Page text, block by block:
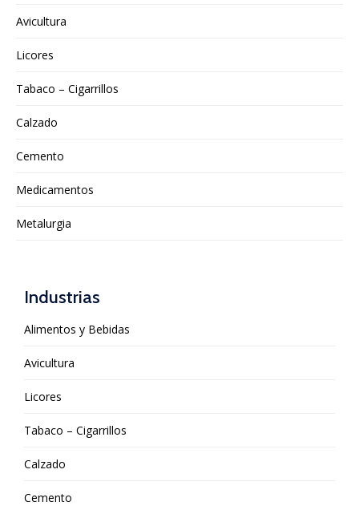
Avicultura
Licores
Tabaco – Cigarrillos
Calzado
Cemento
Medicamentos
Metalurgia
Industrias
Alimentos y Bebidas
Avicultura
Licores
Tabaco – Cigarrillos
Calzado
Cemento